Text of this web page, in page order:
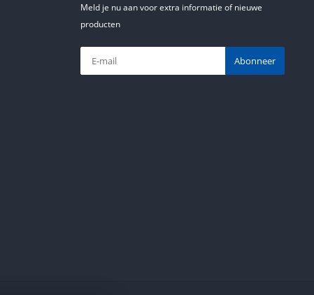
Meld je nu aan voor extra informatie of nieuwe
producten
Abonneer